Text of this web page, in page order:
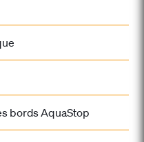
bords AquaStop